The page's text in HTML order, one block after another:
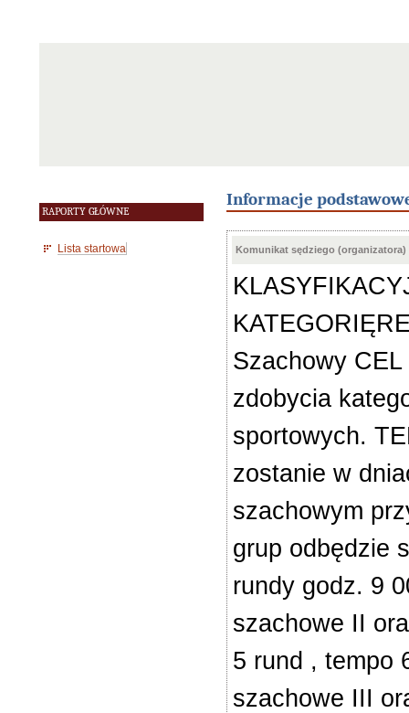
RAPORTY GŁÓWNE
Lista startowa
Informacje
Komunikat sędziego (organizatora)
Szachowy
zdobycia
sportowych.
zostanie w
szachowym
grup odbędzie
rundy godz. 9
szachowe II
5 rund , tempo
szachowe III